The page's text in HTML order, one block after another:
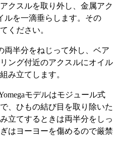
クスルを取り外し、金属アク
ルを一滴垂らします。その
ください。
両半分をねじって外し、ベア
ング付近のアクスルにオイル
み立てします。
モデルはモジュール式
、ひもの結び目を取り除いた
立てするときは両半分をしっ
はヨーヨーを傷めるので厳禁